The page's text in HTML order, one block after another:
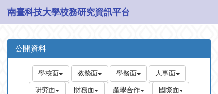
南臺科技大學校務研究資訊平台
公開資料
學校面 教務面 學務面 人事面
研究面 財務面 產學合作 國際面